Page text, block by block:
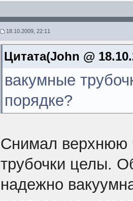
18.10.2009, 22:11
Цитата(John @
вакумные
порядке?
Снимал верхнюю
трубочки целы.
надежно